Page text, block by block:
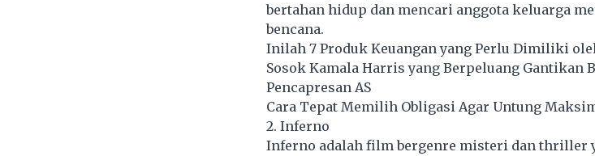
bertahan hidup dan mencari anggota keluarga
bencana.
Inilah 7 Produk Keuangan yang Perlu Dimiliki
Sosok Kamala Harris yang Berpeluang Gantikan
Pencapresan AS
Cara Tepat Memilih Obligasi Agar Untung
2. Inferno
Inferno adalah film bergenre misteri dan thriller